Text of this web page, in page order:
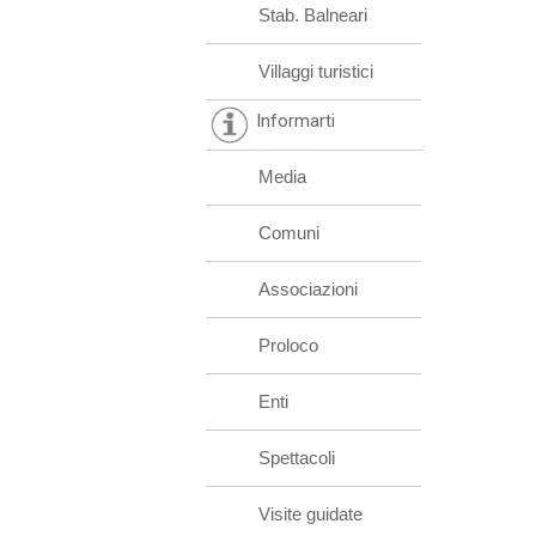
Stab. Balneari
Villaggi turistici
Informarti
Media
Comuni
Associazioni
Proloco
Enti
Spettacoli
Visite guidate